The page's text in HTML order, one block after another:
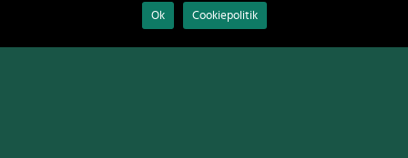
Ok
Cookiepolitik